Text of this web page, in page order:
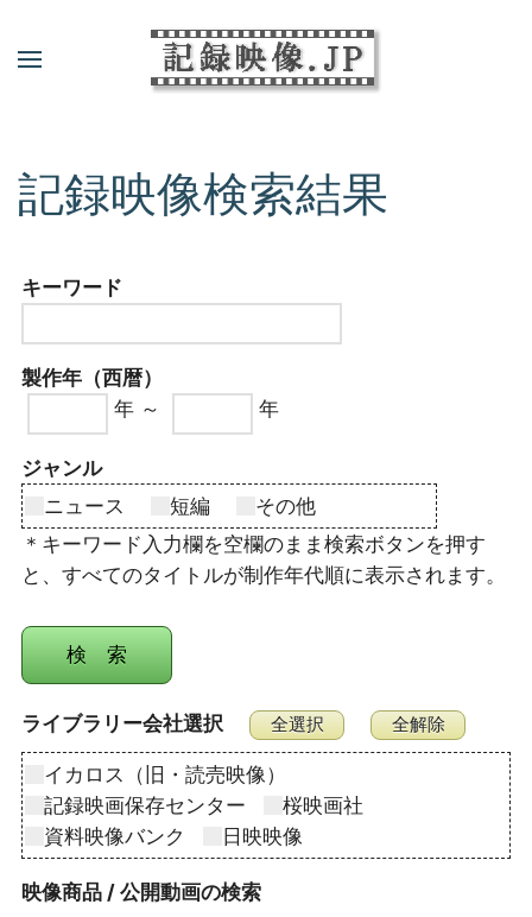
記録映像検索結果
キーワード
製作年（西暦）
年 ～
年
ジャンル
ニュース
短編
その他
＊キーワード入力欄を空欄のまま検索ボタンを押す
と、すべてのタイトルが制作年代順に表示されます。
ライブラリー会社選択
イカロス（旧・読売映像）
記録映画保存センター
桜映画社
資料映像バンク
日映映像
映像商品 / 公開動画の検索